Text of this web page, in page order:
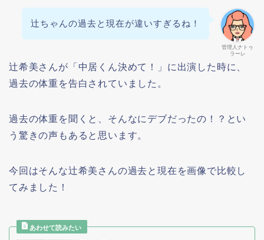
管理人ナトゥ
ラーレ
辻ちゃんの過去と現在が違いすぎるね！
辻希美さんが「中居くん決めて！」に出演した時に、
過去の体重を告白されていました。
過去の体重を聞くと、そんなにデブだったの！？とい
う驚きの声もあると思います。
今回はそんな辻希美さんの過去と現在を画像で比較し
てみました！